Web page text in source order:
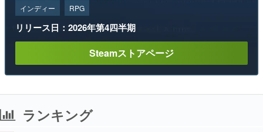
インディー RPG
リリース日：2026年第4四半期
Steamストアページ
ランキング